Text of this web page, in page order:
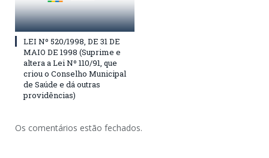
LEI Nº 520/1998, DE 31 DE
MAIO DE 1998 (Suprime e
altera a Lei Nº 110/91, que
criou o Conselho Municipal
de Saúde e dá outras
providências)
Os comentários estão fechados.